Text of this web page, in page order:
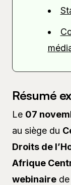
Résumé
Le 07
au siège du
Droits de
Afrique
webinaire